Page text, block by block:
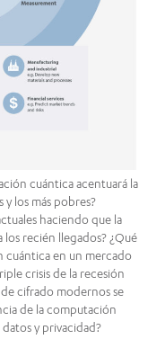
cuántica acentuará la
y los más pobres?
haciendo que la
los recién llegados? ¿Qué
cuántica en un mercado
crisis de la recesión
de cifrado modernos se
de la computación
y privacidad?